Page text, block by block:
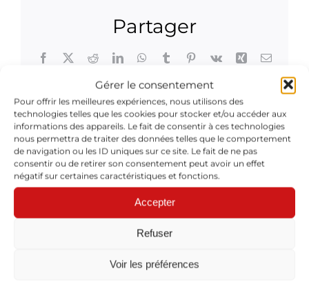
Gérer le consentement
Pour offrir les meilleures expériences, nous utilisons des
technologies telles que les cookies pour stocker et/ou accéder aux
informations des appareils. Le fait de consentir à ces technologies
nous permettra de traiter des données telles que le comportement
de navigation ou les ID uniques sur ce site. Le fait de ne pas
consentir ou de retirer son consentement peut avoir un effet
négatif sur certaines caractéristiques et fonctions.
Accepter
Refuser
Voir les préférences
Partager
Facebook
X RedditLinkedInWhatsApp
TumblrPinterest
Vk Xing Email
À propos de l'auteur :Cyril Baron
Laisser un commentaire
identifiépour poster un commentaire.